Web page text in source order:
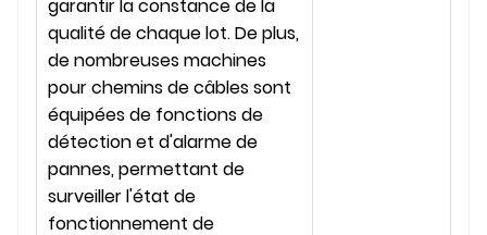
garantir la constance de la
qualité de chaque lot. De plus,
de nombreuses machines
pour chemins de câbles sont
équipées de fonctions de
détection et d'alarme de
pannes, permettant de
surveiller l'état de
fonctionnement de